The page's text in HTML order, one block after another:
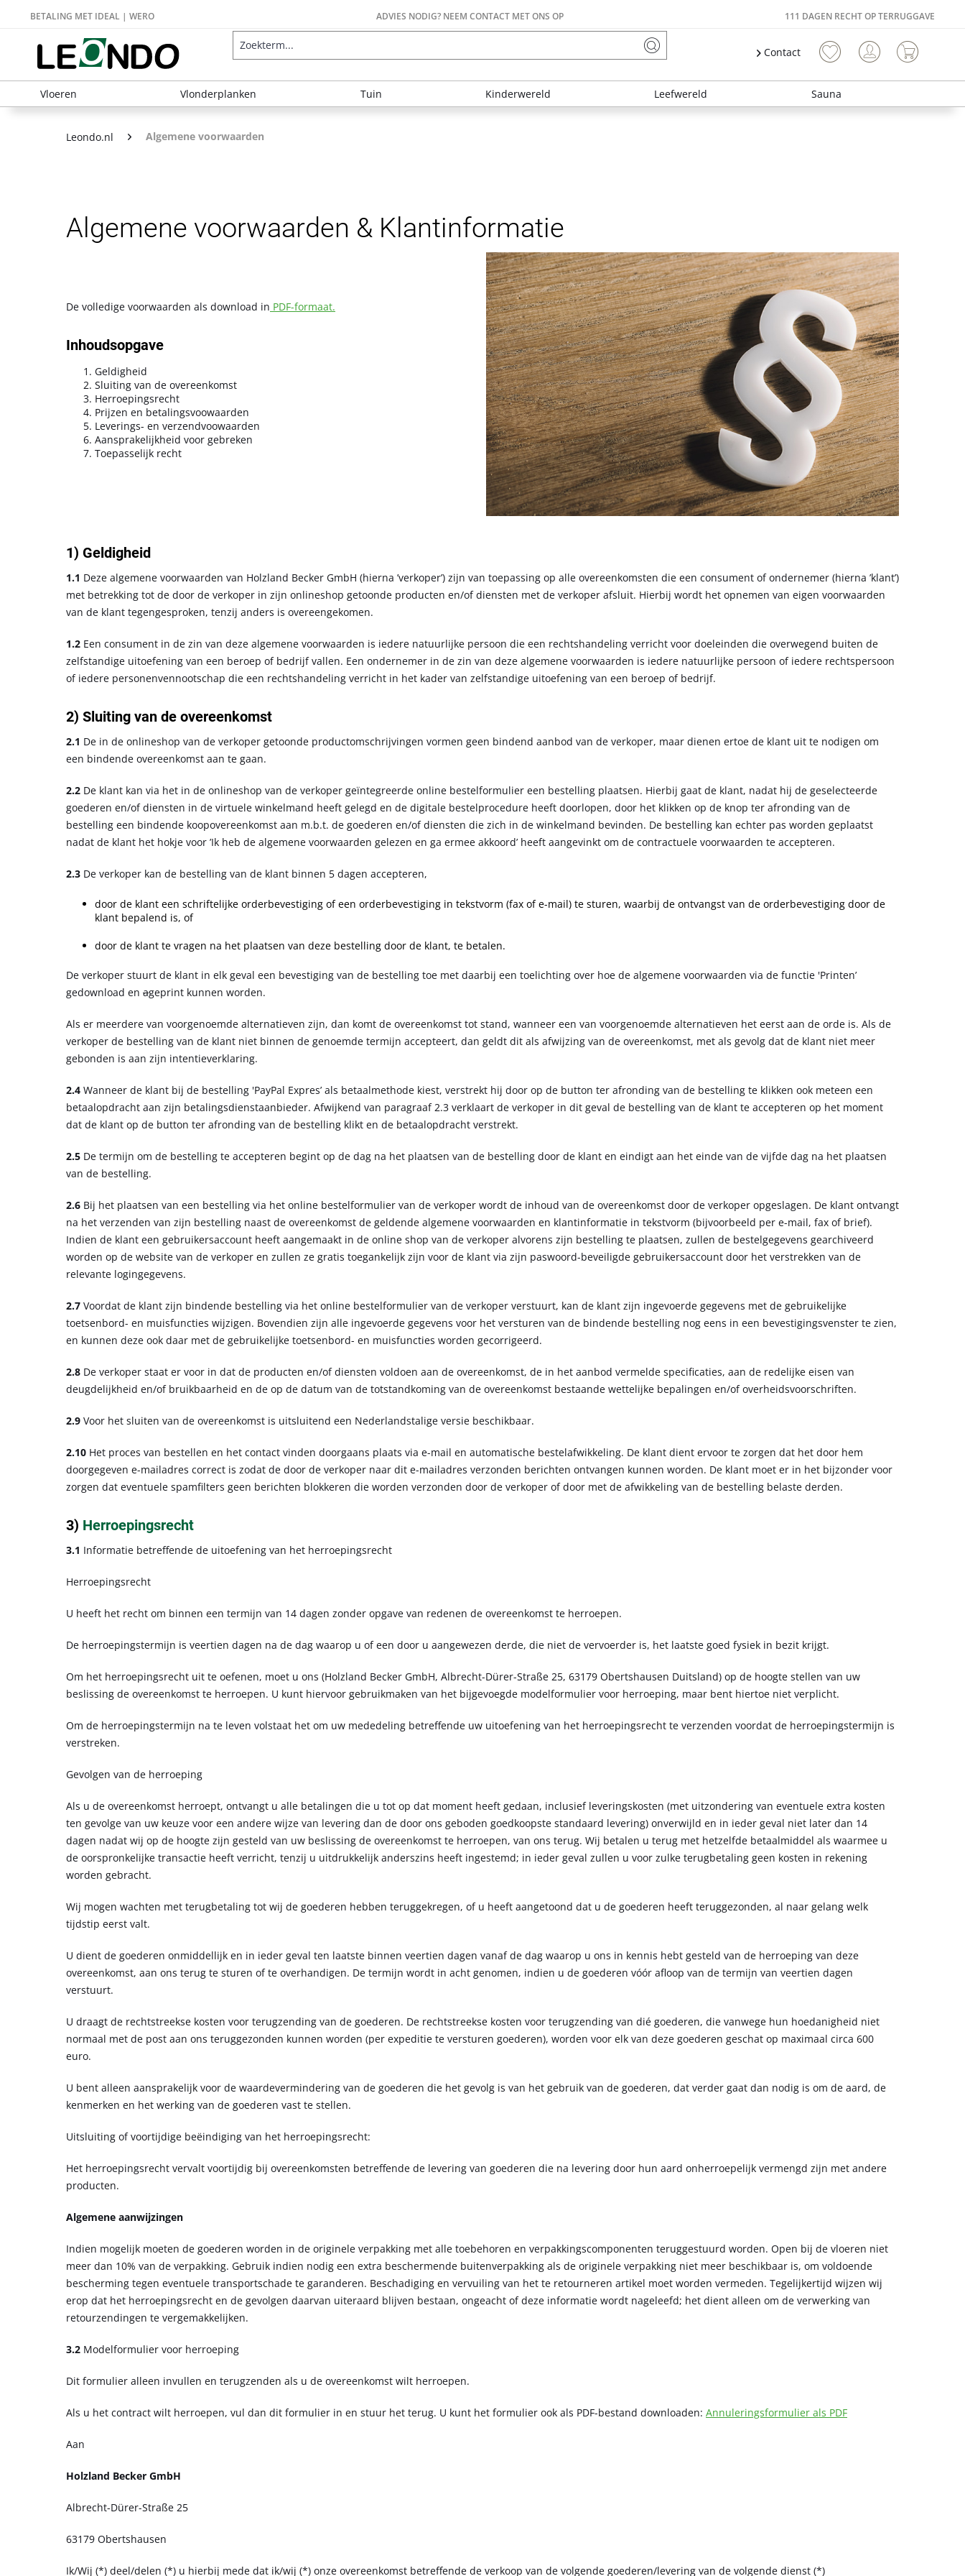
BETALING MET IDEAL | WERO ADVIES NODIG? NEEM CONTACT MET ONS OP 111 DAGEN RECHT OP TERRUGGAVE
Contact
Vloeren Vlonderplanken Tuin Kinderwereld Leefwereld Sauna
Leondo.nl Algemene voorwaarden
Algemene voorwaarden & Klantinformatie
De volledige voorwaarden als download in PDF-formaat.
Inhoudsopgave
Geldigheid
Sluiting van de overeenkomst
Herroepingsrecht
Prijzen en betalingsvoowaarden
Leverings- en verzendvoowaarden
Aansprakelijkheid voor gebreken
Toepasselijk recht
1) Geldigheid
1.1 Deze algemene voorwaarden van Holzland Becker GmbH (hierna ’verkoper’) zijn van toepassing op alle overeenkomsten die een consument of ondernemer (hierna ’klant’)
met betrekking tot de door de verkoper in zijn onlineshop getoonde producten en/of diensten met de verkoper afsluit. Hierbij wordt het opnemen van eigen voorwaarden
van de klant tegengesproken, tenzij anders is overeengekomen.
1.2 Een consument in de zin van deze algemene voorwaarden is iedere natuurlijke persoon die een rechtshandeling verricht voor doeleinden die overwegend buiten de
zelfstandige uitoefening van een beroep of bedrijf vallen. Een ondernemer in de zin van deze algemene voorwaarden is iedere natuurlijke persoon of iedere rechtspersoon
of iedere personenvennootschap die een rechtshandeling verricht in het kader van zelfstandige uitoefening van een beroep of bedrijf.
2) Sluiting van de overeenkomst
2.1 De in de onlineshop van de verkoper getoonde productomschrijvingen vormen geen bindend aanbod van de verkoper, maar dienen ertoe de klant uit te nodigen om
een bindende overeenkomst aan te gaan.
2.2 De klant kan via het in de onlineshop van de verkoper geïntegreerde online bestelformulier een bestelling plaatsen. Hierbij gaat de klant, nadat hij de geselecteerde
goederen en/of diensten in de virtuele winkelmand heeft gelegd en de digitale bestelprocedure heeft doorlopen, door het klikken op de knop ter afronding van de
bestelling een bindende koopovereenkomst aan m.b.t. de goederen en/of diensten die zich in de winkelmand bevinden. De bestelling kan echter pas worden geplaatst
nadat de klant het hokje voor ’Ik heb de algemene voorwaarden gelezen en ga ermee akkoord’ heeft aangevinkt om de contractuele voorwaarden te accepteren.
2.3 De verkoper kan de bestelling van de klant binnen 5 dagen accepteren,
door de klant een schriftelijke orderbevestiging of een orderbevestiging in tekstvorm (fax of e-mail) te sturen, waarbij de ontvangst van de orderbevestiging door de
klant bepalend is, of
door de klant te vragen na het plaatsen van deze bestelling door de klant, te betalen.
De verkoper stuurt de klant in elk geval een bevestiging van de bestelling toe met daarbij een toelichting over hoe de algemene voorwaarden via de functie 'Printen’
gedownload en ageprint kunnen worden.
Als er meerdere van voorgenoemde alternatieven zijn, dan komt de overeenkomst tot stand, wanneer een van voorgenoemde alternatieven het eerst aan de orde is. Als de
verkoper de bestelling van de klant niet binnen de genoemde termijn accepteert, dan geldt dit als afwijzing van de overeenkomst, met als gevolg dat de klant niet meer
gebonden is aan zijn intentieverklaring.
2.4 Wanneer de klant bij de bestelling 'PayPal Expres’ als betaalmethode kiest, verstrekt hij door op de button ter afronding van de bestelling te klikken ook meteen een
betaalopdracht aan zijn betalingsdienstaanbieder. Afwijkend van paragraaf 2.3 verklaart de verkoper in dit geval de bestelling van de klant te accepteren op het moment
dat de klant op de button ter afronding van de bestelling klikt en de betaalopdracht verstrekt.
2.5 De termijn om de bestelling te accepteren begint op de dag na het plaatsen van de bestelling door de klant en eindigt aan het einde van de vijfde dag na het plaatsen
van de bestelling.
2.6 Bij het plaatsen van een bestelling via het online bestelformulier van de verkoper wordt de inhoud van de overeenkomst door de verkoper opgeslagen. De klant ontvangt
na het verzenden van zijn bestelling naast de overeenkomst de geldende algemene voorwaarden en klantinformatie in tekstvorm (bijvoorbeeld per e-mail, fax of brief).
Indien de klant een gebruikersaccount heeft aangemaakt in de online shop van de verkoper alvorens zijn bestelling te plaatsen, zullen de bestelgegevens gearchiveerd
worden op de website van de verkoper en zullen ze gratis toegankelijk zijn voor de klant via zijn paswoord-beveiligde gebruikersaccount door het verstrekken van de
relevante logingegevens.
2.7 Voordat de klant zijn bindende bestelling via het online bestelformulier van de verkoper verstuurt, kan de klant zijn ingevoerde gegevens met de gebruikelijke
toetsenbord- en muisfuncties wijzigen. Bovendien zijn alle ingevoerde gegevens voor het versturen van de bindende bestelling nog eens in een bevestigingsvenster te zien,
en kunnen deze ook daar met de gebruikelijke toetsenbord- en muisfuncties worden gecorrigeerd.
2.8 De verkoper staat er voor in dat de producten en/of diensten voldoen aan de overeenkomst, de in het aanbod vermelde specificaties, aan de redelijke eisen van
deugdelijkheid en/of bruikbaarheid en de op de datum van de totstandkoming van de overeenkomst bestaande wettelijke bepalingen en/of overheidsvoorschriften.
2.9 Voor het sluiten van de overeenkomst is uitsluitend een Nederlandstalige versie beschikbaar.
2.10 Het proces van bestellen en het contact vinden doorgaans plaats via e-mail en automatische bestelafwikkeling. De klant dient ervoor te zorgen dat het door hem
doorgegeven e-mailadres correct is zodat de door de verkoper naar dit e-mailadres verzonden berichten ontvangen kunnen worden. De klant moet er in het bijzonder voor
zorgen dat eventuele spamfilters geen berichten blokkeren die worden verzonden door de verkoper of door met de afwikkeling van de bestelling belaste derden.
3) Herroepingsrecht
3.1 Informatie betreffende de uitoefening van het herroepingsrecht
Herroepingsrecht
U heeft het recht om binnen een termijn van 14 dagen zonder opgave van redenen de overeenkomst te herroepen.
De herroepingstermijn is veertien dagen na de dag waarop u of een door u aangewezen derde, die niet de vervoerder is, het laatste goed fysiek in bezit krijgt.
Om het herroepingsrecht uit te oefenen, moet u ons (Holzland Becker GmbH, Albrecht-Dürer-Straße 25, 63179 Obertshausen Duitsland) op de hoogte stellen van uw
beslissing de overeenkomst te herroepen. U kunt hiervoor gebruikmaken van het bijgevoegde modelformulier voor herroeping, maar bent hiertoe niet verplicht.
Om de herroepingstermijn na te leven volstaat het om uw mededeling betreffende uw uitoefening van het herroepingsrecht te verzenden voordat de herroepingstermijn is
verstreken.
Gevolgen van de herroeping
Als u de overeenkomst herroept, ontvangt u alle betalingen die u tot op dat moment heeft gedaan, inclusief leveringskosten (met uitzondering van eventuele extra kosten
ten gevolge van uw keuze voor een andere wijze van levering dan de door ons geboden goedkoopste standaard levering) onverwijld en in ieder geval niet later dan 14
dagen nadat wij op de hoogte zijn gesteld van uw beslissing de overeenkomst te herroepen, van ons terug. Wij betalen u terug met hetzelfde betaalmiddel als waarmee u
de oorspronkelijke transactie heeft verricht, tenzij u uitdrukkelijk anderszins heeft ingestemd; in ieder geval zullen u voor zulke terugbetaling geen kosten in rekening
worden gebracht.
Wij mogen wachten met terugbetaling tot wij de goederen hebben teruggekregen, of u heeft aangetoond dat u de goederen heeft teruggezonden, al naar gelang welk
tijdstip eerst valt.
U dient de goederen onmiddellijk en in ieder geval ten laatste binnen veertien dagen vanaf de dag waarop u ons in kennis hebt gesteld van de herroeping van deze
overeenkomst, aan ons terug te sturen of te overhandigen. De termijn wordt in acht genomen, indien u de goederen vóór afloop van de termijn van veertien dagen
verstuurt.
U draagt de rechtstreekse kosten voor terugzending van de goederen. De rechtstreekse kosten voor terugzending van dié goederen, die vanwege hun hoedanigheid niet
normaal met de post aan ons teruggezonden kunnen worden (per expeditie te versturen goederen), worden voor elk van deze goederen geschat op maximaal circa 600
euro.
U bent alleen aansprakelijk voor de waardevermindering van de goederen die het gevolg is van het gebruik van de goederen, dat verder gaat dan nodig is om de aard, de
kenmerken en het werking van de goederen vast te stellen.
Uitsluiting of voortijdige beëindiging van het herroepingsrecht:
Het herroepingsrecht vervalt voortijdig bij overeenkomsten betreffende de levering van goederen die na levering door hun aard onherroepelijk vermengd zijn met andere
producten.
Algemene aanwijzingen
Indien mogelijk moeten de goederen worden in de originele verpakking met alle toebehoren en verpakkingscomponenten teruggestuurd worden. Open bij de vloeren niet
meer dan 10% van de verpakking. Gebruik indien nodig een extra beschermende buitenverpakking als de originele verpakking niet meer beschikbaar is, om voldoende
bescherming tegen eventuele transportschade te garanderen. Beschadiging en vervuiling van het te retourneren artikel moet worden vermeden. Tegelijkertijd wijzen wij
erop dat het herroepingsrecht en de gevolgen daarvan uiteraard blijven bestaan, ongeacht of deze informatie wordt nageleefd; het dient alleen om de verwerking van
retourzendingen te vergemakkelijken.
3.2 Modelformulier voor herroeping
Dit formulier alleen invullen en terugzenden als u de overeenkomst wilt herroepen.
Als u het contract wilt herroepen, vul dan dit formulier in en stuur het terug. U kunt het formulier ook als PDF-bestand downloaden: Annuleringsformulier als PDF
Aan
Holzland Becker GmbH
Albrecht-Dürer-Straße 25
63179 Obertshausen
Ik/Wij (*) deel/delen (*) u hierbij mede dat ik/wij (*) onze overeenkomst betreffende de verkoop van de volgende goederen/levering van de volgende dienst (*)